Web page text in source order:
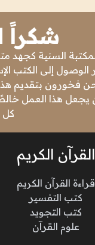
شكراً
السنية كجهد
إلى الكتب
فخورون بتقديم
يجعل هذا العمل
كل
القرآن الكريم
قراءة القرآن الكريم
كتب التفسير
كتب التجويد
علوم القرآن